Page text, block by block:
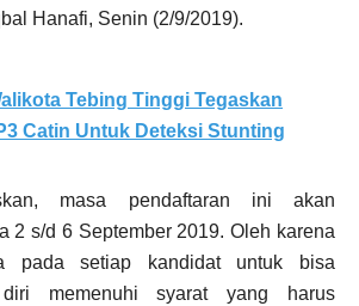
Hanafi, Senin (2/9/2019).
Tebing Tinggi Tegaskan
Catin Untuk Deteksi Stunting
masa pendaftaran ini akan
2 s/d 6 September 2019. Oleh karena
pada setiap kandidat untuk bisa
diri memenuhi syarat yang harus